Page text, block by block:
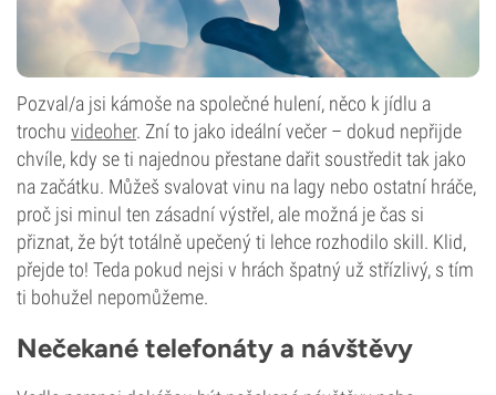
Pozval/a jsi kámoše na společné hulení, něco k jídlu a
trochu videoher. Zní to jako ideální večer – dokud nepřijde
chvíle, kdy se ti najednou přestane dařit soustředit tak jako
na začátku. Můžeš svalovat vinu na lagy nebo ostatní hráče,
proč jsi minul ten zásadní výstřel, ale možná je čas si
přiznat, že být totálně upečený ti lehce rozhodilo skill. Klid,
přejde to! Teda pokud nejsi v hrách špatný už střízlivý, s tím
ti bohužel nepomůžeme.
Nečekané telefonáty a návštěvy